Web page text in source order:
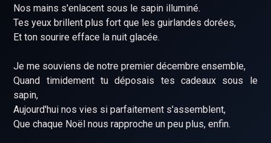
Nos mains s'enlacent sous le sapin illuminé.
Tes yeux brillent plus fort que les guirlandes dorées,
Et ton sourire efface la nuit glacée.
Je me souviens de notre premier décembre ensemble,
Quand timidement tu déposais tes cadeaux sous le
sapin,
Aujourd'hui nos vies si parfaitement s'assemblent,
Que chaque Noël nous rapproche un peu plus, enfin.